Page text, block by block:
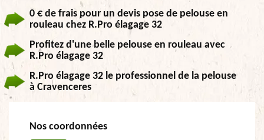
0 € de frais pour un devis pose de pelouse en
rouleau chez R.Pro élagage 32
Profitez d'une belle pelouse en rouleau avec
R.Pro élagage 32
R.Pro élagage 32 le professionnel de la pelouse
à Cravenceres
Nos coordonnées